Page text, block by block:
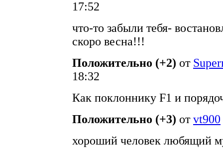
17:52
что-то забыли тебя-
скоро весна!!!
Положительно (+2) от
18:32
Как поклоннику F1 и
Положительно (+3) отvt900
хороший человек любящий